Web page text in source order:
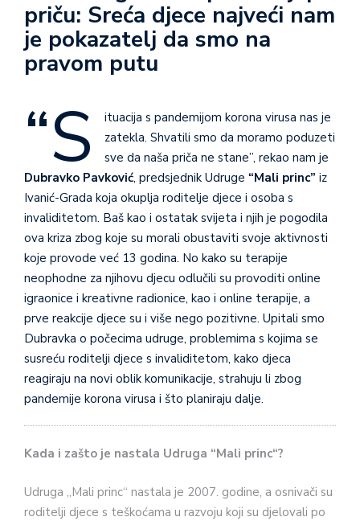
priču: Sreća djece najveći nam
je pokazatelj da smo na
pravom putu
“S
ituacija s pandemijom korona virusa nas je
zatekla. Shvatili smo da moramo poduzeti
sve da naša priča ne stane”, rekao nam je
Dubravko Pavković, predsjednik Udruge “Mali princ” iz
Ivanić-Grada koja okuplja roditelje djece i osoba s
invaliditetom. Baš kao i ostatak svijeta i njih je pogodila
ova kriza zbog koje su morali obustaviti svoje aktivnosti
koje provode već 13 godina. No kako su terapije
neophodne za njihovu djecu odlučili su provoditi online
igraonice i kreativne radionice, kao i online terapije, a
prve reakcije djece su i više nego pozitivne. Upitali smo
Dubravka o počecima udruge, problemima s kojima se
susreću roditelji djece s invaliditetom, kako djeca
reagiraju na novi oblik komunikacije, strahuju li zbog
pandemije korona virusa i što planiraju dalje.
Kada i zašto je nastala Udruga “Mali princ“?
Udruga „Mali princ“ nastala je 2007. godine, a osnivači su
roditelji djece s teškoćama u razvoju koji su djelovali po